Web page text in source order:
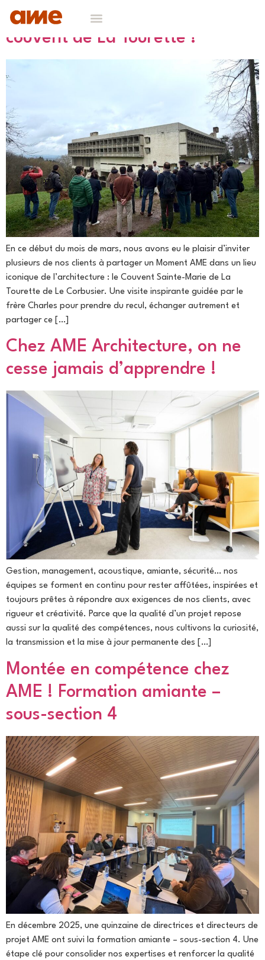
Moment AME : au cœur du
couvent de La Tourette !
En ce début du mois de mars, nous avons eu le plaisir d’inviter
plusieurs de nos clients à partager un Moment AME dans un lieu
iconique de l’architecture : le Couvent Sainte-Marie de La
Tourette de Le Corbusier. Une visite inspirante guidée par le
frère Charles pour prendre du recul, échanger autrement et
partager ce […]
Chez AME Architecture, on ne
cesse jamais d’apprendre !
Gestion, management, acoustique, amiante, sécurité… nos
équipes se forment en continu pour rester affûtées, inspirées et
toujours prêtes à répondre aux exigences de nos clients, avec
rigueur et créativité. Parce que la qualité d’un projet repose
aussi sur la qualité des compétences, nous cultivons la curiosité,
la transmission et la mise à jour permanente des […]
Montée en compétence chez
AME ! Formation amiante –
sous-section 4
En décembre 2025, une quinzaine de directrices et directeurs de
projet AME ont suivi la formation amiante – sous-section 4. Une
étape clé pour consolider nos expertises et renforcer la qualité